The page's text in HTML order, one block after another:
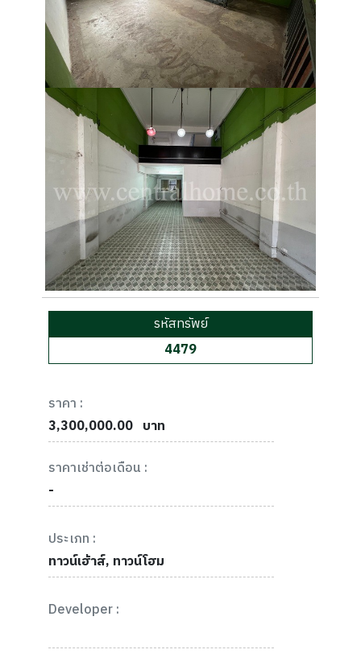
รหัสทรัพย์
4479
ราคา :
3,300,000.00 บาท
ราคาเช่าต่อเดือน :
-
ประเภท :
ทาวน์เฮ้าส์, ทาวน์โฮม
Developer :